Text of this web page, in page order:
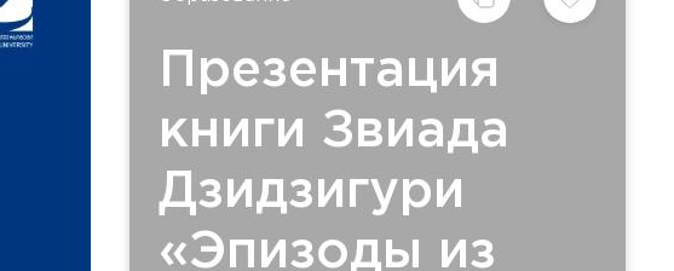
Презентация
книги Звиада
Дзидзигури
«Эпизоды из